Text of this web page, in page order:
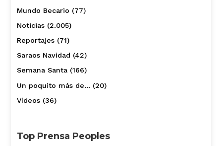
Mundo Becario (77)
Noticias(2.005)
Reportajes(71)
Saraos Navidad (42)
Semana Santa(166)
Un poquito más de… (20)
Vídeos(36)
Top Prensa Peoples